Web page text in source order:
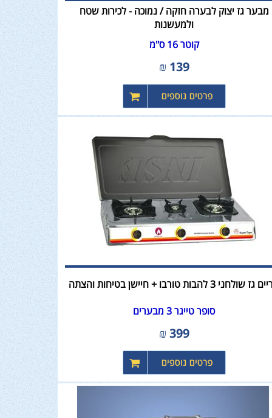
מבער גז יצוק לבערה חזקה / נמוכה - לכירות שטח
ולמעשנות
קוטר 16 ס"מ
139
₪
שולחני 3 להבות טורבו + חיישן בטיחות והצתה
סופר טייגר 3 מבערים
399
₪